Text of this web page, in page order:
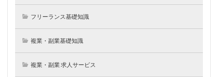
フリーランス基礎知識
複業・副業基礎知識
複業・副業 求人サービス